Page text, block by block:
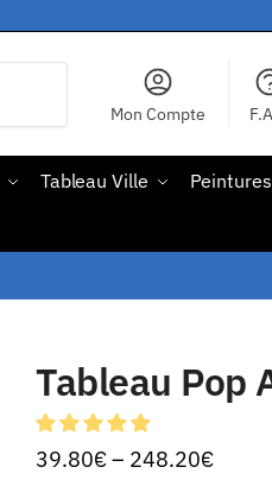
Mon Compte
Tableau Ville
Tableau Pop
39.80€– 248.20€